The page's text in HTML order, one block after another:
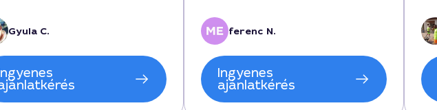
3 hét alatt valósult meg.
során érthetően
be a megfelelőségi
és a végén megkaptuk a
amelyet az
hatóság is elfogadott.
Gyula C.
projekt teljes költsége 180000 forint
volt, és úgy érzem, megérte az árát.
ferenc N.
Ingyenes
ajánlatkérés